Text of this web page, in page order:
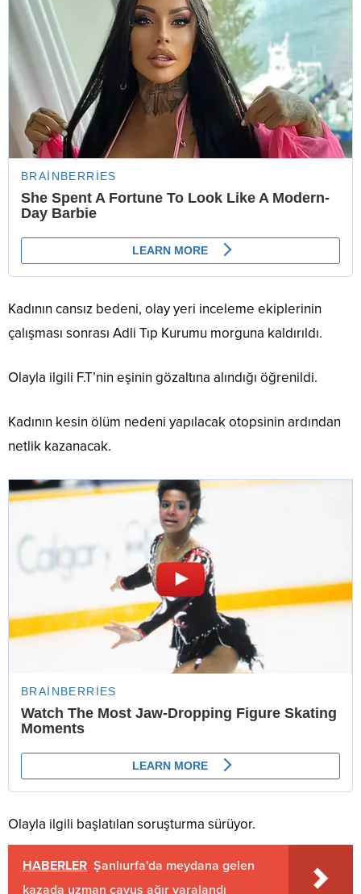
Kadının cansız bedeni, olay yeri inceleme ekiplerinin
çalışması sonrası Adli Tıp Kurumu morguna kaldırıldı.
Olayla ilgili F.T’nin eşinin gözaltına alındığı öğrenildi.
Kadının kesin ölüm nedeni yapılacak otopsinin ardından
netlik kazanacak.
Olayla ilgili başlatılan soruşturma sürüyor.
HABERLER Şanlıurfa'da meydana gelen
kazada uzman çavuş ağır yaralandı